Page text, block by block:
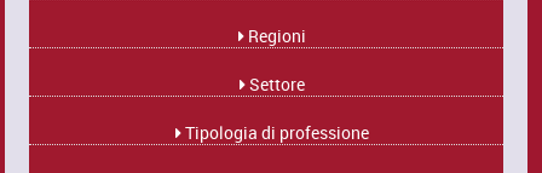
Regioni
Settore
Tipologia di professione